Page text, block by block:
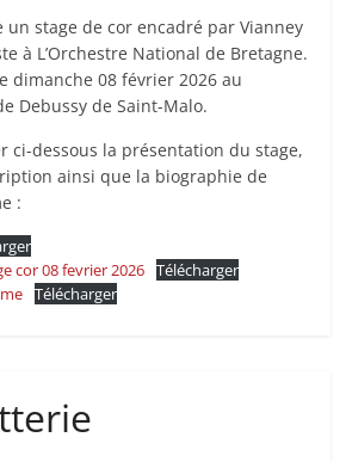
un stage de cor encadré par Vianney
à L’Orchestre National de Bretagne.
dimanche 08 février 2026 au
Debussy de Saint-Malo.
ci-dessous la présentation du stage,
ainsi que la biographie de
:
cor 08 fevrier 2026 Télécharger
Télécharger